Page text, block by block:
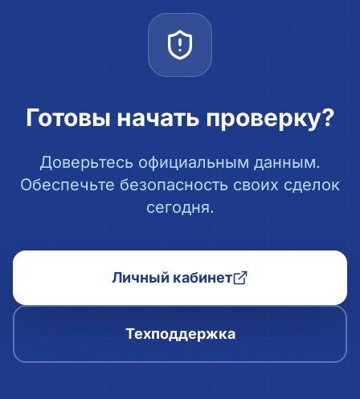
Готовы начать проверку?
Доверьтесь официальным данным.
Обеспечьте безопасность своих сделок
сегодня.
Личный кабинет
Техподдержка